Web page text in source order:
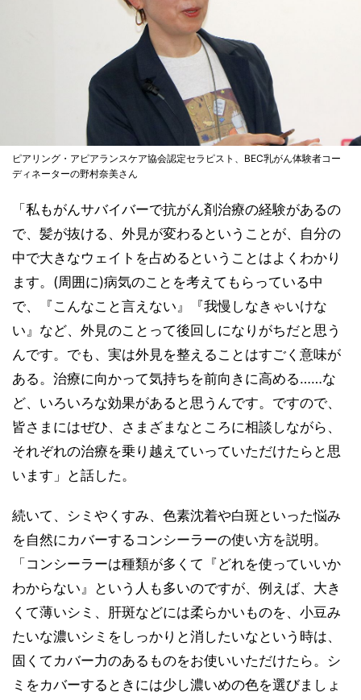
ピアリング・アピアランスケア協会認定セラピスト、BEC乳がん体験者コー
ディネーターの野村奈美さん
「私もがんサバイバーで抗がん剤治療の経験があるの
で、髪が抜ける、外見が変わるということが、自分の
中で大きなウェイトを占めるということはよくわかり
ます。(周囲に)病気のことを考えてもらっている中
で、『こんなこと言えない』『我慢しなきゃいけな
い』など、外見のことって後回しになりがちだと思う
んです。でも、実は外見を整えることはすごく意味が
ある。治療に向かって気持ちを前向きに高める……な
ど、いろいろな効果があると思うんです。ですので、
皆さまにはぜひ、さまざまなところに相談しながら、
それぞれの治療を乗り越えていっていただけたらと思
います」と話した。
続いて、シミやくすみ、色素沈着や白斑といった悩み
を自然にカバーするコンシーラーの使い方を説明。
「コンシーラーは種類が多くて『どれを使っていいか
わからない』という人も多いのですが、例えば、大き
くて薄いシミ、肝斑などには柔らかいものを、小豆み
たいな濃いシミをしっかりと消したいなという時は、
固くてカバー力のあるものをお使いいただけたら。シ
ミをカバーするときには少し濃いめの色を選びましょ